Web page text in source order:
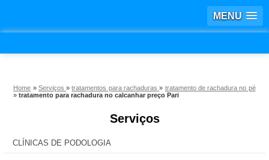
MENU
Home » Serviços»tratamentos para rachaduras» tratamento de rachadura no pé
»tratamento para rachadura no calcanhar preço Pari
Serviços
CLÍNICAS DE PODOLOGIA